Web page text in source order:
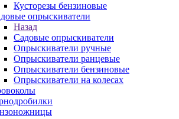
Кусторезы бензиновые
опрыскиватели
Назад
Садовые опрыскиватели
Опрыскиватели ручные
Опрыскиватели ранцевые
Опрыскиватели бензиновые
Опрыскиватели на колесах